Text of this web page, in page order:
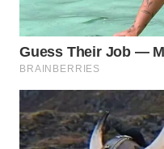
WAHANANEWS
NET
SPORT
WAHANA